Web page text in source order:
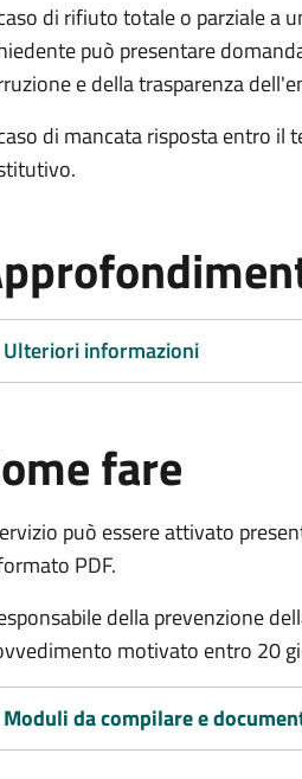
di rifiuto totale o parziale a
può presentare
e della trasparenza
di mancata risposta entro il
Ulteriori informazioni
fare
può essere attivato
PDF.
della prevenzione
motivato entro 20
Moduli da compilare e